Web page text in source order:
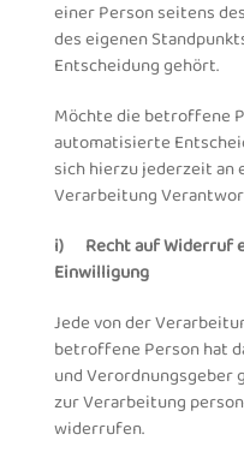
einer Person seitens
des eigenen
Entscheidung gehört.
Möchte die betroffene
automatisierte
sich hierzu jederzeit
Verarbeitung
i) Recht auf Widerruf
Einwilligung
Jede von der
betroffene Person hat
und Verordnungsgeber
zur Verarbeitung
widerrufen.